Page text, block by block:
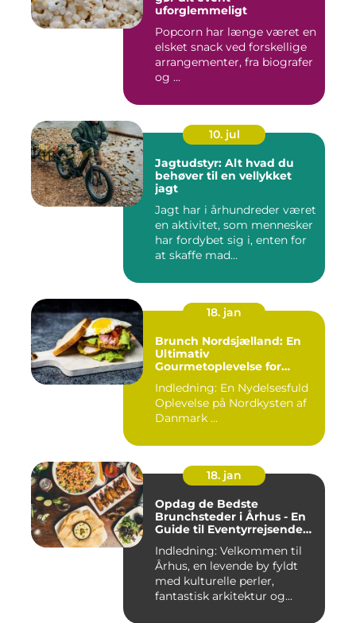
uforglemmeligt
Popcorn har længe været en
elsket snack ved forskellige
arrangementer, fra biografer
og ...
10. jul
Jagtudstyr: Alt hvad du
behøver til en vellykket
jagt
Jagt har i århundreder været
en aktivitet, som mennesker
har fordybet sig i, enten for
at skaffe mad...
18. jan
Brunch Nordsjælland: En
Ultimativ
Gourmetoplevelse for
Backpackere
Indledning: En Nydelsesfuld
Oplevelse på Nordkysten af
Danmark ...
18. jan
Opdag de Bedste
Brunchsteder i Århus - En
Guide til Eventyrrejsende
Indledning: Velkommen til
Århus, en levende by fyldt
med kulturelle perler,
fantastisk arkitektur og...